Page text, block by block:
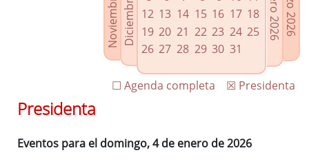
Agenda de Presidencia
Plenos provinciales y Juntas de gobierno
Oficina de Proyectos Europeos
12 13 14 15 16 17 18
19 20 21 22 23 24 25
26 27 28 29 30 31
☒ Presidenta
☐ Agenda completa
Presidenta
Eventos para el domingo, 4 de enero de 2026